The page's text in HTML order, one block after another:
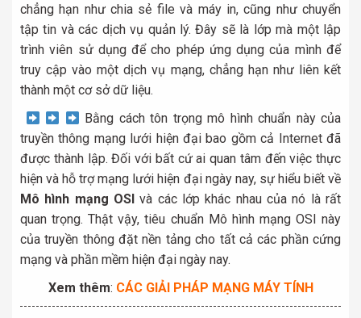
chẳng hạn như chia sẻ file và máy in, cũng như chuyển
tập tin và các dịch vụ quản lý. Đây sẽ là lớp mà một lập
trình viên sử dụng để cho phép ứng dụng của mình để
truy cập vào một dịch vụ mạng, chẳng hạn như liên kết
thành một cơ sở dữ liệu.
Bằng cách tôn trọng mô hình chuẩn này của
truyền thông mạng lưới hiện đại bao gồm cả Internet đã
được thành lập. Đối với bất cứ ai quan tâm đến việc thực
hiện và hỗ trợ mạng lưới hiện đại ngày nay, sự hiểu biết về
Mô hình mạng OSI và các lớp khác nhau của nó là rất
quan trọng. Thật vậy, tiêu chuẩn Mô hình mạng OSI này
của truyền thông đặt nền tảng cho tất cả các phần cứng
mạng và phần mềm hiện đại ngày nay.
Xem thêm: CÁC GIẢI PHÁP MẠNG MÁY TÍNH